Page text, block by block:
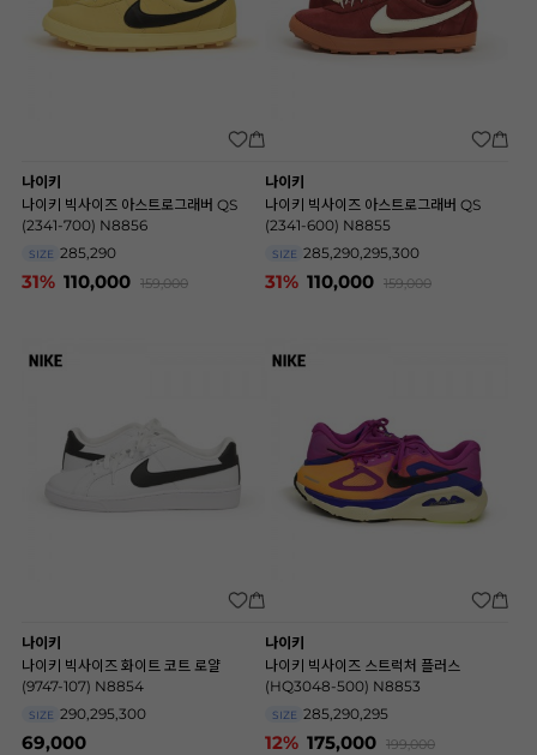
나이키
나이키 빅사이즈 아스트로그래버 QS
(2341-700) N8856
SIZE 285,290
31% 110,000 159,000
나이키
나이키 빅사이즈 아스트로그래버 QS
(2341-600) N8855
SIZE 285,290,295,300
31% 110,000 159,000
나이키
나이키 빅사이즈 화이트 코트 로얄
(9747-107) N8854
SIZE 290,295,300
69,000
나이키
나이키 빅사이즈 스트럭처 플러스
(HQ3048-500) N8853
SIZE 285,290,295
12% 175,000 199,000